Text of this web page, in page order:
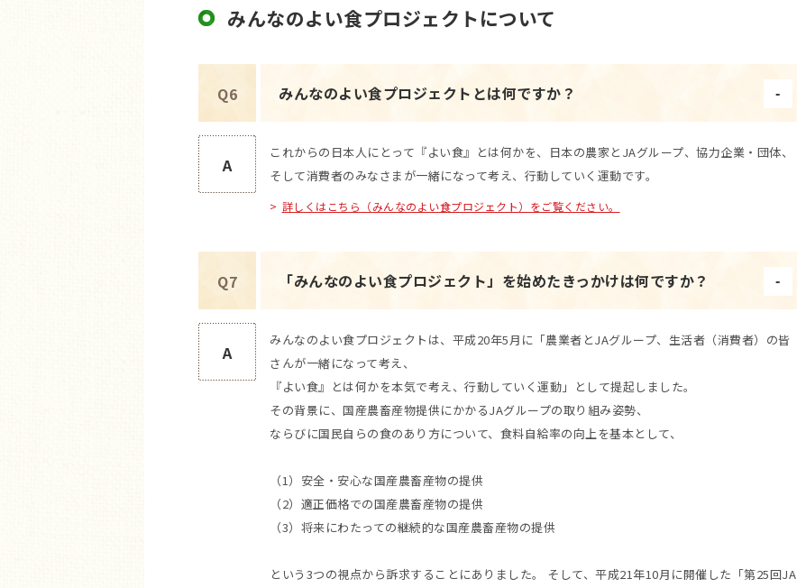
みんなのよい食プロジェクトについて
Q6 みんなのよい食プロジェクトとは何ですか？
A
これからの日本人にとって『よい食』とは何かを、日本の農家とJAグループ、協力企業・団体、
そして消費者のみなさまが一緒になって考え、行動していく運動です。
詳しくはこちら（みんなのよい食プロジェクト）をご覧ください。
Q7 「みんなのよい食プロジェクト」を始めたきっかけは何ですか？
A
みんなのよい食プロジェクトは、平成20年5月に「農業者とJAグループ、生活者（消費者）の皆
さんが一緒になって考え、
『よい食』とは何かを本気で考え、行動していく運動」として提起しました。
その背景に、国産農畜産物提供にかかるJAグループの取り組み姿勢、
ならびに国民自らの食のあり方について、食料自給率の向上を基本として、
（1）安全・安心な国産農畜産物の提供
（2）適正価格での国産農畜産物の提供
（3）将来にわたっての継続的な国産農畜産物の提供
という3つの視点から訴求することにありました。 そして、平成21年10月に開催した「第25回JA